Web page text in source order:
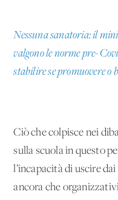
Nessuna sanatoria: il
valgono le norme pre-
stabilire se promuovere o
Ciò che colpisce nei
sulla scuola in questo
l’incapacità di uscire
ancora che